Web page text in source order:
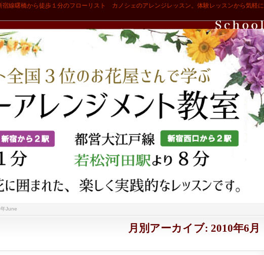
線曙橋から徒歩１分のフローリスト カノシェのアレンジレッスン。体験レッスンから気軽に
June
月別アーカイブ: 2010年6月